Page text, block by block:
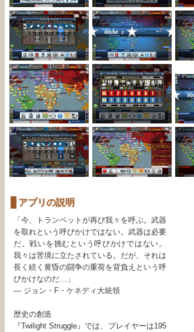
アプリの説明
「今、トランペットが再び我々を呼ぶ。武器
を取れという呼びかけではない。武器は必要
だ。戦いを挑むという呼びかけではない。
我々は苦境に立たされている。だが、それは
長く続く黄昏の闘争の重荷を背負えという呼
びかけなのだ…」
― ジョン・F・ケネディ大統領
歴史の創造
『Twilight Struggle』では、プレイヤーは195